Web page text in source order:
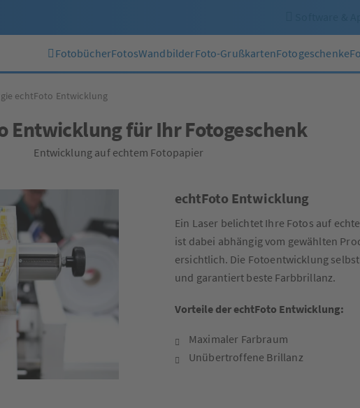
FotobücherFotosWandbilderFoto-GrußkartenFotogeschenke
echtFoto Entwicklung
Entwicklung für Ihr Fotogeschenk
Entwicklung auf echtem Fotopapier
echtFoto Entwicklung
Ein Laser belichtet Ihre Fotos auf
ist dabei abhängig vom gewählten
ersichtlich. Die Fotoentwicklung
und garantiert beste Farbbrillanz.
Vorteile der echtFoto Entwicklung:
Maximaler Farbraum
Unübertroffene Brillanz